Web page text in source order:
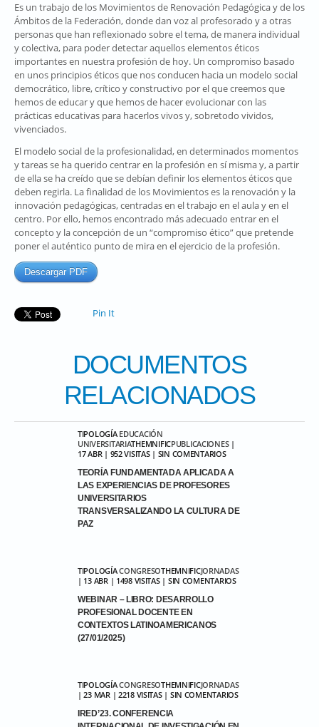
Es un trabajo de los Movimientos de Renovación Pedagógica y de los
Ámbitos de la Federación, donde dan voz al profesorado y a otras
personas que han reflexionado sobre el tema, de manera individual
y colectiva, para poder detectar aquellos elementos éticos
importantes en nuestra profesión de hoy. Un compromiso basado
en unos principios éticos que nos conducen hacia un modelo social
democrático, libre, crítico y constructivo por el que creemos que
hemos de educar y que hemos de hacer evolucionar con las
prácticas educativas para hacerlos vivos y, sobretodo vividos,
vivenciados.
El modelo social de la profesionalidad, en determinados momentos
y tareas se ha querido centrar en la profesión en sí misma y, a partir
de ella se ha creído que se debían definir los elementos éticos que
deben regirla. La finalidad de los Movimientos es la renovación y la
innovación pedagógicas, centradas en el trabajo en el aula y en el
centro. Por ello, hemos encontrado más adecuado entrar en el
concepto y la concepción de un “compromiso ético” que pretende
poner el auténtico punto de mira en el ejercicio de la profesión.
Descargar PDF
Pin It
DOCUMENTOS
RELACIONADOS
TIPOLOGÍA EDUCACIÓN
UNIVERSITARIATHEMNIFICPUBLICACIONES|
17 ABR | 952 VISITAS | SIN COMENTARIOS
TEORÍA FUNDAMENTADA APLICADA A
LAS EXPERIENCIAS DE PROFESORES
UNIVERSITARIOS
TRANSVERSALIZANDO LA CULTURA DE
PAZ
TIPOLOGÍACONGRESOTHEMNIFICJORNADAS
| 13 ABR | 1498 VISITAS | SIN COMENTARIOS
WEBINAR – LIBRO: DESARROLLO
PROFESIONAL DOCENTE EN
CONTEXTOS LATINOAMERICANOS
(27/01/2025)
TIPOLOGÍACONGRESOTHEMNIFICJORNADAS
| 23 MAR | 2218 VISITAS | SIN COMENTARIOS
IRED’23. CONFERENCIA